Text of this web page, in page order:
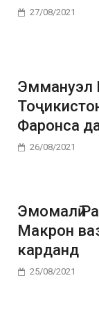
27/08/2021
Эммануэл
Фаронса
26/08/2021
Эмомалӣ
Макрон
карданд
25/08/2021